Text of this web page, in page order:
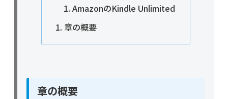
AmazonのKindle Unlimited
章の概要
章の概要